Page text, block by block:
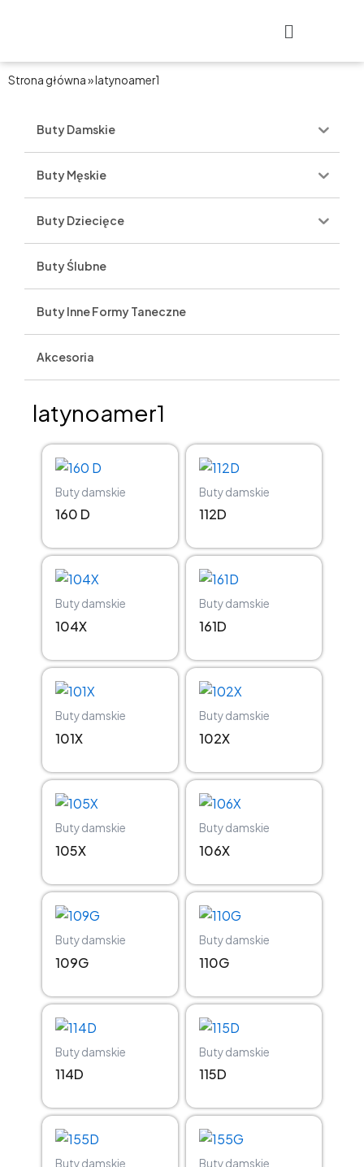
Main
Strona główna»latynoamer1
Buty Damskie
Buty Męskie
Buty Dziecięce
Buty Ślubne
Buty Inne Formy Taneczne
Akcesoria
latynoamer1
Buty damskie
160 D
Buty damskie
112D
Buty damskie
104X
Buty damskie
161D
Buty damskie
101X
Buty damskie
102X
Buty damskie
105X
Buty damskie
106X
Buty damskie
109G
Buty damskie
110G
Buty damskie
114D
Buty damskie
115D
Buty damskie Buty damskie